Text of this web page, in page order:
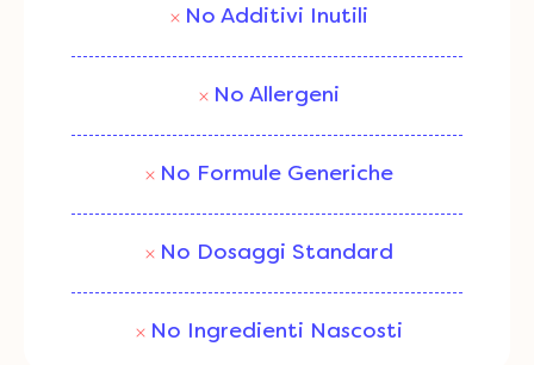
No Additivi Inutili
No Allergeni
No Formule Generiche
No Dosaggi Standard
No Ingredienti Nascosti